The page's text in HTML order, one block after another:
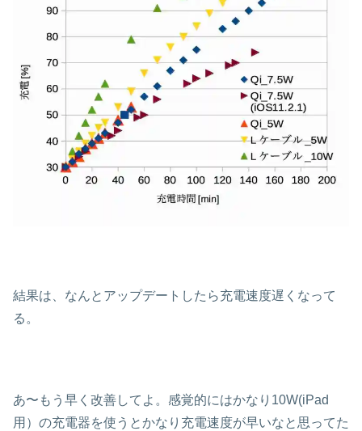
結果は、なんとアップデートしたら充電速度遅くなって
る。
あ〜もう早く改善してよ。感覚的にはかなり10W(iPad
用）の充電器を使うとかなり充電速度が早いなと思ってた